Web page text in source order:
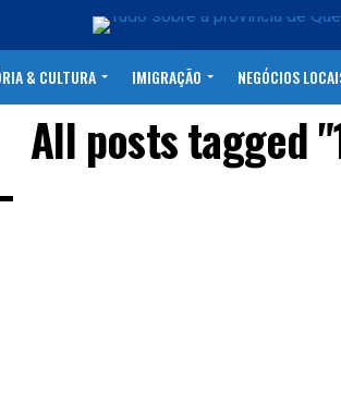
& CULTURA IMIGRAÇÃO NEGÓCIOS
All posts tagged